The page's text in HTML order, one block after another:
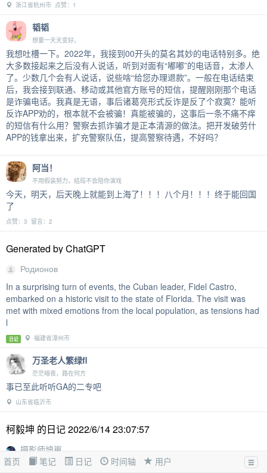
首页 笔记 日记 时间轴 用户
浙江省杭州市 点赞：1
韬韬
想要一天天变好。
我想吐槽一下。2022年，我接到00开头的莫名其妙的电话特别多。绝
大多数接起来之后没有人说话，听到对面有“嘟嘟”的电话音，太渗人
了。少数几个会有人说话，说些啥“给您办理退款”。一般在电话结束
后，我会接到联通、移动或其他官方账号的短信，提醒刚刚那个电话
是诈骗电话。我真是无语，事后诸葛亮形式反诈是反了个寂寞？能听
反诈APP劝的，根本就不会被骗！真能被骗的，这事后一条不痛不痒
的短信有什么用？警察去抓诈骗才是正本清源的做法。把开发破劳什
APP的钱拿出来，扩充警察队伍，提高警察待遇，不好吗？
阿当！
不用假装努力，结局不会陪你演戏
今天，明天，后天晚上就能到上海了！！！八个月！！！终于能回国
了
点赞：3 留言：2
Generated by ChatGPT
Родионов
In a surprising turn of events, the Cuban leader, Fidel Castro,
embarked on a historic visit to the state of Florida. The visit was
met with mixed emotions from the local population, as tensions had
l
日记 福建省漳州市
万圣老人繁绿fl
茫茫暗夜，路在何方
事已至此听听GA的二专吧
山东省临沂市
柯毅坤 的日记 2022/6/14 23:07:57
摄影师坤崽
2022.6.14号，现在是22：47分。此时才刚刚做完脚本。今天又是当